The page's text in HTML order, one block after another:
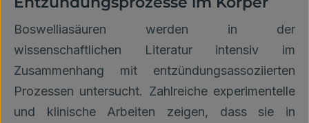
Boswelliasäuren werden in der
wissenschaftlichen Literatur intensiv im
Zusammenhang mit entzündungsassoziierten
Prozessen untersucht. Zahlreiche experimentelle
und klinische Arbeiten zeigen, dass sie in